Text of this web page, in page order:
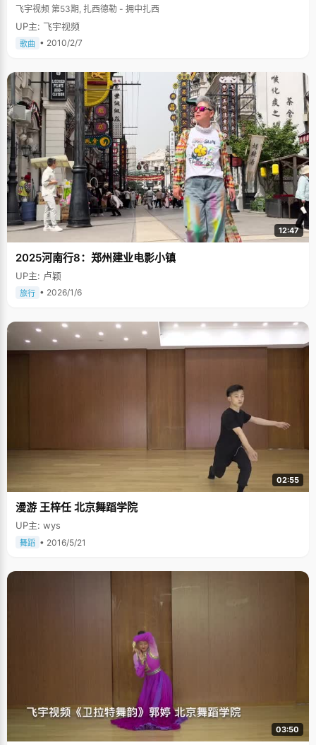
飞宇视频 第53期, 扎西德勒 - 拥中扎西
UP主: 飞宇视频
歌曲 • 2010/2/7
12:47
2025河南行8：郑州建业电影小镇
UP主: 卢颖
旅行 • 2026/1/6
02:55
漫游 王梓任 北京舞蹈学院
UP主: wys
舞蹈 • 2016/5/21
03:50